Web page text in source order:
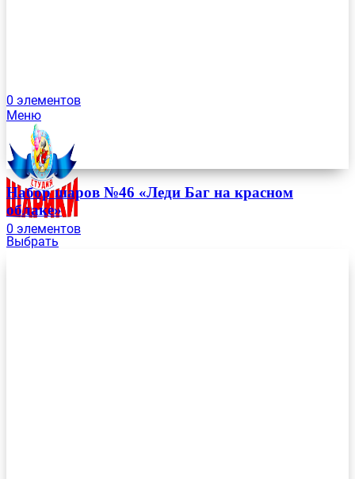
0 элементов
Меню
0 элементов
Набор шаров №46 «Леди Баг на красном
облаке»
Выбрать